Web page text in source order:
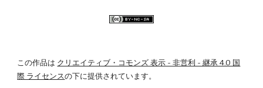
この作品は クリエイティブ・コモンズ 表示 - 非営利 - 継承 4.0 国
際 ライセンスの下に提供されています。